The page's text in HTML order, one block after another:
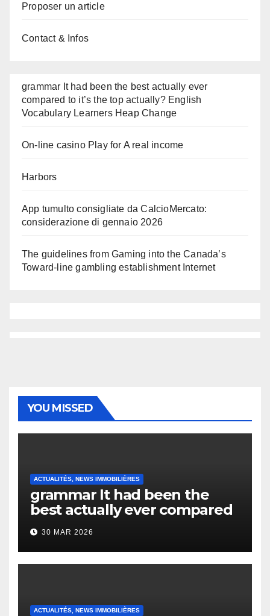
Proposer un article
Contact & Infos
grammar It had been the best actually ever
compared to it’s the top actually? English
Vocabulary Learners Heap Change
On-line casino Play for A real income
Harbors
App tumulto consigliate da CalcioMercato:
considerazione di gennaio 2026
The guidelines from Gaming into the Canada’s
Toward-line gambling establishment Internet
YOU MISSED
ACTUALITÉS, NEWS IMMOBILIÈRES
grammar It had been the
best actually ever compared
to it’s the top actually?
English Vocabulary Learners
Heap Change
30 MAR 2026
ACTUALITÉS, NEWS IMMOBILIÈRES